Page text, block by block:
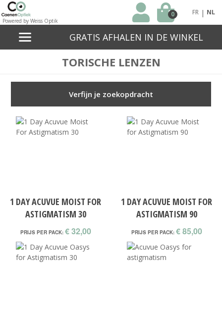
Powered by Weiss Optik
0 FR | NL
GRATIS AFHALEN IN DE WINKEL
TORISCHE LENZEN
Verfijn je zoekopdracht
1 DAY ACUVUE MOIST FOR
ASTIGMATISM 30
PRIJS PER PACK: € 32,00
1 DAY ACUVUE MOIST FOR
ASTIGMATISM 90
PRIJS PER PACK: € 85,00